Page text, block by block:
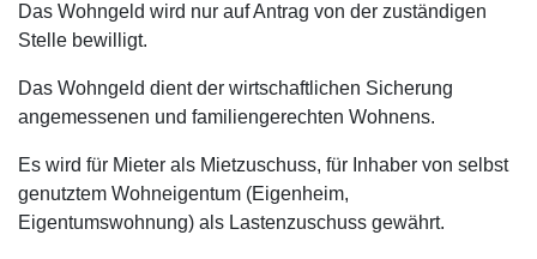
Das Wohngeld wird nur auf Antrag von der zuständigen
Stelle bewilligt.
Das Wohngeld dient der wirtschaftlichen Sicherung
angemessenen und familiengerechten Wohnens.
Es wird für Mieter als Mietzuschuss, für Inhaber von selbst
genutztem Wohneigentum (Eigenheim,
Eigentumswohnung) als Lastenzuschuss gewährt.